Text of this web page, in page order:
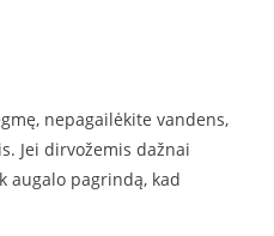
nepagailėkite vandens,
Jei dirvožemis dažnai
augalo pagrindą, kad